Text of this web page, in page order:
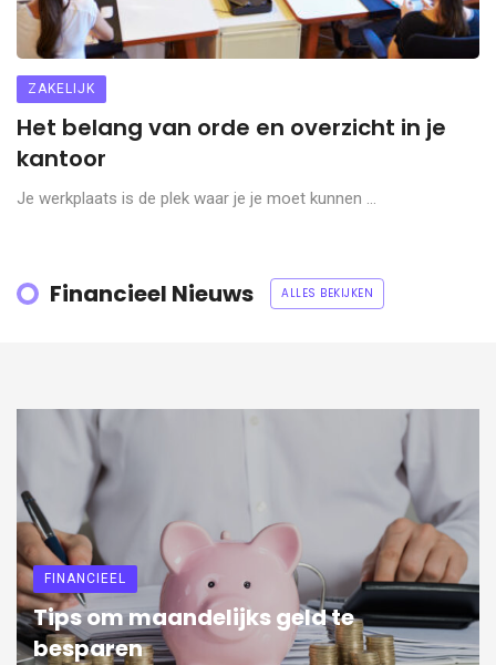
ZAKELIJK
Het belang van orde en overzicht in je
kantoor
Je werkplaats is de plek waar je je moet kunnen ...
Financieel Nieuws ALLES BEKIJKEN
FINANCIEEL
Tips om maandelijks geld te
besparen